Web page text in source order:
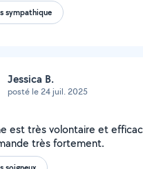
sympathique
Jessica B.
posté le 24 juil. 2025
est très volontaire et
très fortement.